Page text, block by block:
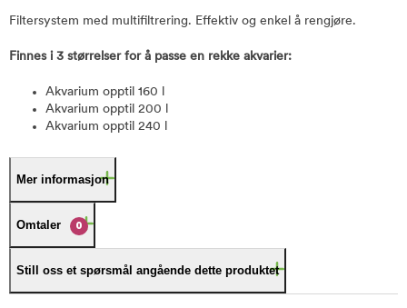
Filtersystem med multifiltrering. Effektiv og enkel å rengjøre.
Finnes i 3 størrelser for å passe en rekke akvarier:
Akvarium opptil 160 l
Akvarium opptil 200 l
Akvarium opptil 240 l
Mer informasjon
Omtaler 0
Still oss et spørsmål angående dette produktet